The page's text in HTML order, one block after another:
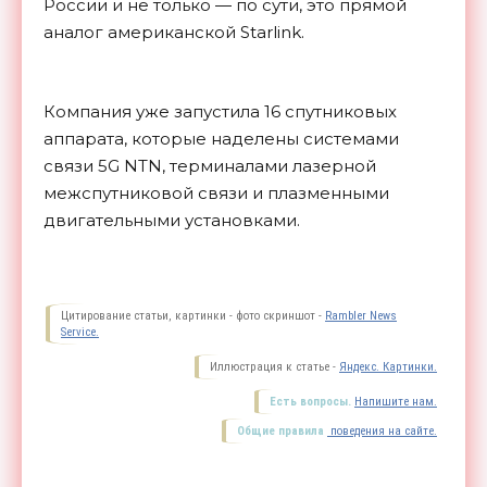
России и не только — по сути, это прямой
аналог американской Starlink.
Компания уже запустила 16 спутниковых
аппарата, которые наделены системами
связи 5G NTN, терминалами лазерной
межспутниковой связи и плазменными
двигательными установками.
Цитирование статьи, картинки - фото скриншот - Rambler News
Service.
Иллюстрация к статье - Яндекс. Картинки.
Есть вопросы. Напишите нам.
Общие правила поведения на сайте.